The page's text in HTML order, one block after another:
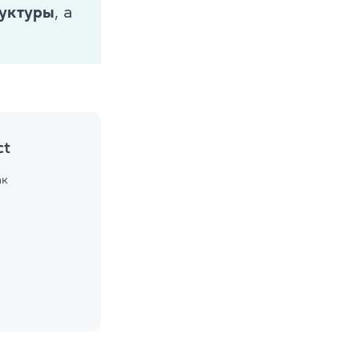
, а